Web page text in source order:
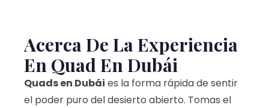
Acerca De La Experiencia
En Quad En Dubái
Quads en Dubái es la forma rápida de sentir
el poder puro del desierto abierto. Tomas el